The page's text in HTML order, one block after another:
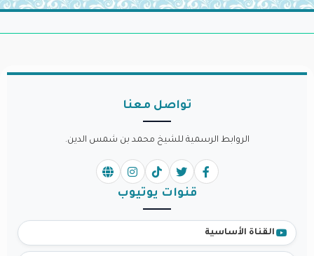
تواصل معنا
الروابط الرسمية للشيخ محمد بن شمس الدين.
قنوات يوتيوب
القناة الأساسية